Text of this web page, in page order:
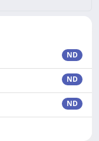
ND
ND
ND